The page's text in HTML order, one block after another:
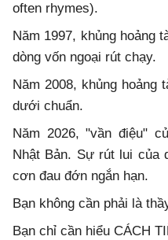
often rhymes).
Năm 1997, khủng hoảng
dòng vốn ngoại rút chạy.
Năm 2008, khủng
dưới chuẩn.
Năm 2026, "vần điệu"
Nhật Bản. Sự rút lui của
cơn đau đớn ngắn hạn.
Bạn không cần phải là
Bạn chỉ cần hiểu CÁCH